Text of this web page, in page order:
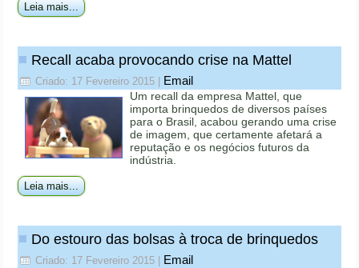
Leia mais...
Recall acaba provocando crise na Mattel
Criado: 17 Fevereiro 2015 Email
Um recall da empresa Mattel, que
importa brinquedos de diversos países
para o Brasil, acabou gerando uma crise
de imagem, que certamente afetará a
reputação e os negócios futuros da
indústria.
Leia mais...
Do estouro das bolsas à troca de brinquedos
Criado: 17 Fevereiro 2015 Email